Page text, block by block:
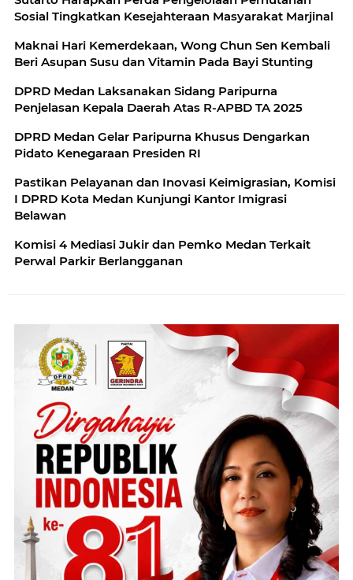
Sosial Tingkatkan Kesejahteraan Masyarakat Marjinal
Maknai Hari Kemerdekaan, Wong Chun Sen Kembali
Beri Asupan Susu dan Vitamin Pada Bayi Stunting
DPRD Medan Laksanakan Sidang Paripurna
Penjelasan Kepala Daerah Atas R-APBD TA 2025
DPRD Medan Gelar Paripurna Khusus Dengarkan
Pidato Kenegaraan Presiden RI
Pastikan Pelayanan dan Inovasi Keimigrasian, Komisi
I DPRD Kota Medan Kunjungi Kantor Imigrasi
Belawan
Komisi 4 Mediasi Jukir dan Pemko Medan Terkait
Perwal Parkir Berlangganan